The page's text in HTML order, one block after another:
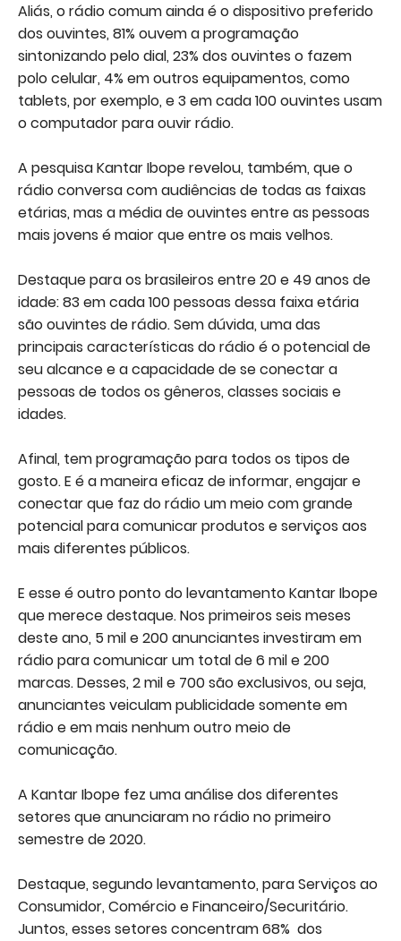
Aliás, o rádio comum ainda é o dispositivo preferido
dos ouvintes, 81% ouvem a programação
sintonizando pelo dial, 23% dos ouvintes o fazem
polo celular, 4% em outros equipamentos, como
tablets, por exemplo, e 3 em cada 100 ouvintes usam
o computador para ouvir rádio.
A pesquisa Kantar Ibope revelou, também, que o
rádio conversa com audiências de todas as faixas
etárias, mas a média de ouvintes entre as pessoas
mais jovens é maior que entre os mais velhos.
Destaque para os brasileiros entre 20 e 49 anos de
idade: 83 em cada 100 pessoas dessa faixa etária
são ouvintes de rádio. Sem dúvida, uma das
principais características do rádio é o potencial de
seu alcance e a capacidade de se conectar a
pessoas de todos os gêneros, classes sociais e
idades.
Afinal, tem programação para todos os tipos de
gosto. E é a maneira eficaz de informar, engajar e
conectar que faz do rádio um meio com grande
potencial para comunicar produtos e serviços aos
mais diferentes públicos.
E esse é outro ponto do levantamento Kantar Ibope
que merece destaque. Nos primeiros seis meses
deste ano, 5 mil e 200 anunciantes investiram em
rádio para comunicar um total de 6 mil e 200
marcas. Desses, 2 mil e 700 são exclusivos, ou seja,
anunciantes veiculam publicidade somente em
rádio e em mais nenhum outro meio de
comunicação.
A Kantar Ibope fez uma análise dos diferentes
setores que anunciaram no rádio no primeiro
semestre de 2020.
Destaque, segundo levantamento, para Serviços ao
Consumidor, Comércio e Financeiro/Securitário.
Juntos, esses setores concentram 68% dos